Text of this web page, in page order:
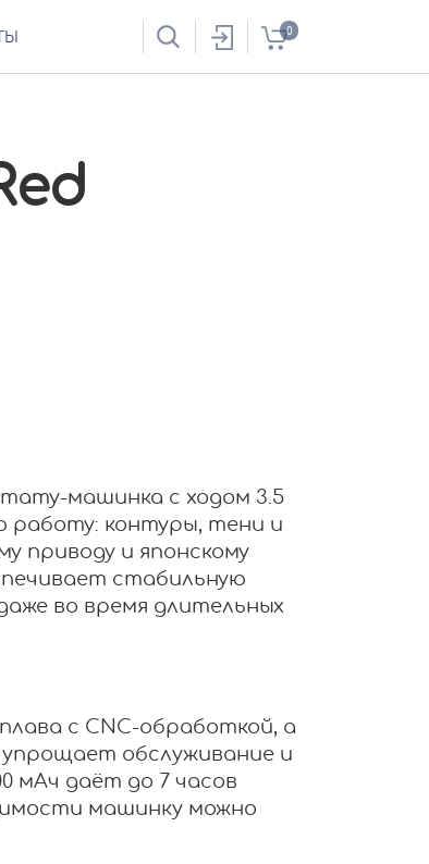
0
машинка с ходом 3.5
работу: контуры, тени и
приводу и японскому
стабильную
во время длительных
с CNC-обработкой, а
обслуживание и
мАч даёт до 7 часов
машинку можно